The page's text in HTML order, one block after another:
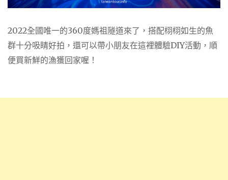
2022全國唯一的360度媽祖隧道來了，搭配栩栩如生的魚
群十分吸睛好拍，還可以帶小朋友在這裡體驗DIY活動，順
便買新鮮的漁獲回家喔！